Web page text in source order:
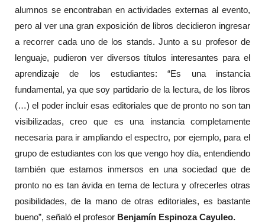
alumnos se encontraban en actividades externas al evento,
pero al ver una gran exposición de libros decidieron ingresar
a recorrer cada uno de los stands. Junto a su profesor de
lenguaje, pudieron ver diversos títulos interesantes para el
aprendizaje de los estudiantes: “Es una instancia
fundamental, ya que soy partidario de la lectura, de los libros
(…) el poder incluir esas editoriales que de pronto no son tan
visibilizadas, creo que es una instancia completamente
necesaria para ir ampliando el espectro, por ejemplo, para el
grupo de estudiantes con los que vengo hoy día, entendiendo
también que estamos inmersos en una sociedad que de
pronto no es tan ávida en tema de lectura y ofrecerles otras
posibilidades, de la mano de otras editoriales, es bastante
bueno”, señaló el profesor Benjamín Espinoza Cayuleo.